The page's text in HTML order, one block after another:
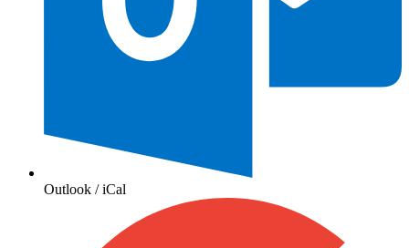
Outlook / iCal